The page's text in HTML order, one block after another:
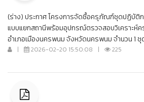
(ร่าง) ประกาศ โครงการจัดซื้อครุภัณฑ์ชุดปฏิบัติ
แบบแยกสถานีพร้อมอุปกรณ์ตรวจสอบวิเคราะห์
อำเภอเมืองนครพนม จังหวัดนครพนม จำนวน 1 ชุ
| 2026-02-20 15:50:08 | 225